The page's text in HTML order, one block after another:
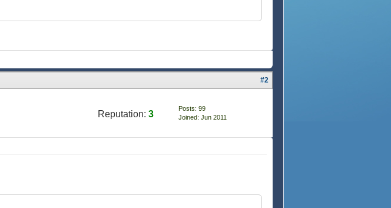
#2
Reputation: 3
Posts: 99
Joined: Jun 2011